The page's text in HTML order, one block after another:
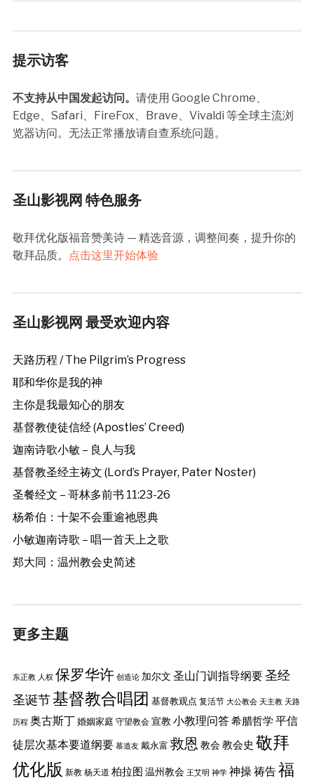
提示访客
不支持从中国发起访问。 请使用 Google Chrome、
Edge、Safari、FireFox、Brave、Vivaldi 等全球主流浏
览器访问。无法正常播放请自查系统问题。
圣山影视网 特色服务
敬拜优化版福音赞美诗 — 精选音源，调整间奏，提升你的
敬拜品质。
点击这里开始体验
圣山影视网 最受欢迎内容
天路历程 / The Pilgrim’s Progress
耶和华你是我的神
主你是我最知心的朋友
基督教使徒信经 (Apostles’ Creed)
迦南诗歌小敏 – 良人与我
基督教圣经主祷文 (Lord’s Prayer, Pater Noster)
圣餐经文 – 哥林多前书 11:23-26
杨希伯：十架不会重逾祂恩典
小敏迦南诗歌 – 唱一首天上之歌
郑大同：温州教会史简述
更多主题
东正教 人权 保罗华许 创造论 加尔文 圣山门训指导纲要圣经
圣诞节基督教合唱团 基督教观点 复活节 大公教会 天主教 天路
历程 奥古斯丁婚姻家庭 守望教会 宣教 小教理问答希腊哲学平信
徒层次基本要道纲要 慕道友 戴永富 救恩 教会教会史 敬拜
优化版 新教 杨天道 柏拉图 温州教会 王艾明 神学 神操祷告福